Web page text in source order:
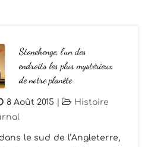
Stonehenge, l’un des
endroits les plus mystérieux
de notre planète
8 Août 2015 |
Histoire
le sud de l’Angleterre,